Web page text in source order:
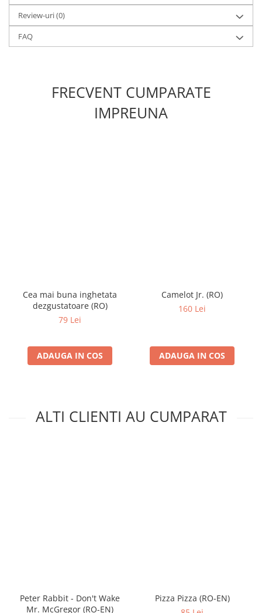
Review-uri(0)
FAQ
FRECVENT CUMPARATE
IMPREUNA
Cea mai buna inghetata
dezgustatoare (RO)
79 Lei
ADAUGA IN COS
Camelot Jr. (RO)
160 Lei
ADAUGA IN COS
ALTI CLIENTI AU CUMPARAT
Peter Rabbit - Don't Wake
Mr. McGregor (RO-EN)
Pizza Pizza (RO-EN)